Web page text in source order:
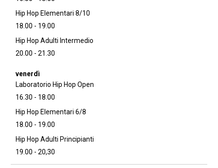
Hip Hop Elementari 8/10
18.00 - 19.00
Hip Hop Adulti Intermedio
20.00 - 21.30
Laboratorio Hip Hop Open
16.30 - 18.00
Hip Hop Elementari 6/8
18.00 - 19.00
Hip Hop Adulti Principianti
19.00 - 20,30